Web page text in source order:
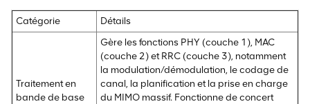
Catégorie Détails
Traitement en
bande de base
Gère les fonctions PHY (couche 1), MAC
(couche 2) et RRC (couche 3), notamment
la modulation/démodulation, le codage de
canal, la planification et la prise en charge
du MIMO massif. Fonctionne de concert